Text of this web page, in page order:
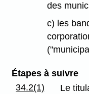
des
c) les
Étapes à suivre
34.2(1)
Le